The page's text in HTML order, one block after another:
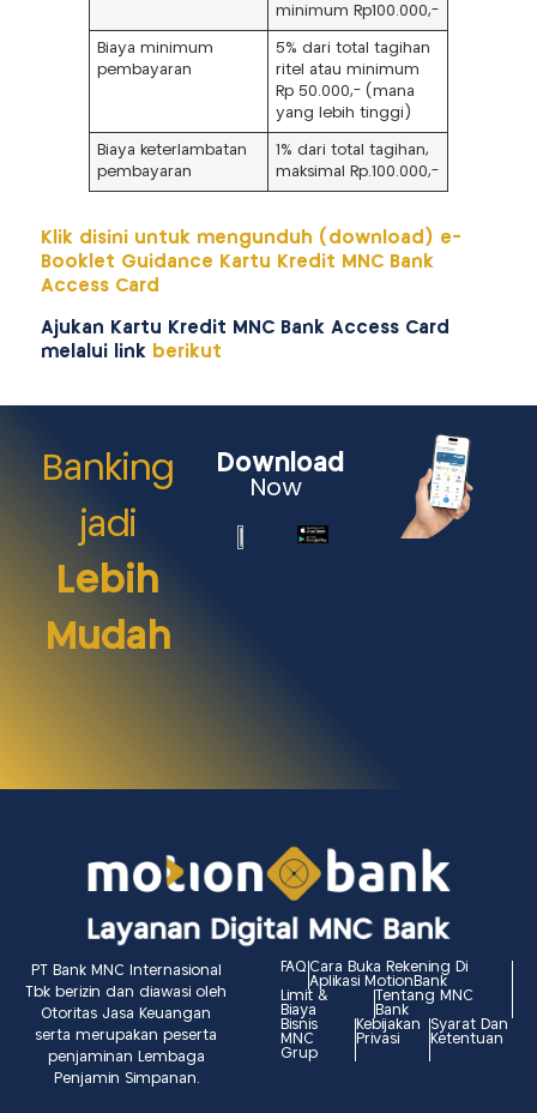
minimum Rp100.000,-
Biaya minimum
pembayaran
5% dari total tagihan
ritel atau minimum
Rp 50.000,- (mana
yang lebih tinggi)
Biaya keterlambatan
pembayaran
1% dari total tagihan,
maksimal Rp.100.000,-
Klik disini untuk mengunduh (download) e-
Booklet Guidance Kartu Kredit MNC Bank
Access Card
Ajukan Kartu Kredit MNC Bank Access Card
melalui link berikut
Banking
jadi
Lebih
Mudah
Download
Now
PT Bank MNC Internasional
Tbk berizin dan diawasi oleh
Otoritas Jasa Keuangan
serta merupakan peserta
penjaminan Lembaga
Penjamin Simpanan.
FAQ Cara Buka Rekening Di
Aplikasi MotionBank
Limit &
Biaya
Tentang MNC
Bank
Bisnis
MNC
Grup
Kebijakan
Privasi
Syarat Dan
Ketentuan